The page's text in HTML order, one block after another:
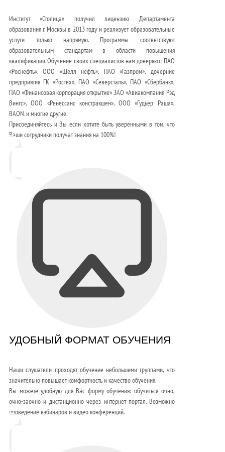
Институт «Столица» получил лицензию Департамента
образования г. Москвы в 2013 году и реализует образовательные
услуги только напрямую. Программы соответствуют
образовательным стандартам в области повышения
квалификации. Обучение своих специалистов нам доверяют: ПАО
«Роснефть», ООО «Шелл нефть», ПАО «Газпром», дочерние
предприятия ГК «Ростех», ПАО «Северсталь», ПАО «Сбербанк»,
ПАО «Финансовая корпорация открытие» ЗАО «Авиакомпания Рэд
Вингс», ООО «Ренессанс констракшен», ООО «Гудьер Раша»,
BAON. и многие другие.
Присоединяйтесь и Вы если хотите быть уверенными в том, что
Ваши сотрудники получат знания на 100%!
УДОБНЫЙ ФОРМАТ ОБУЧЕНИЯ
Наши слушатели проходят обучение небольшими группами, что
значительно повышает комфортность и качество обучения.
Вы можете удобную для Вас форму обучения: обучиться очно,
очно-заочно и дистанционно через интернет портал. Возможно
проведение вэбинаров и видео конференций.